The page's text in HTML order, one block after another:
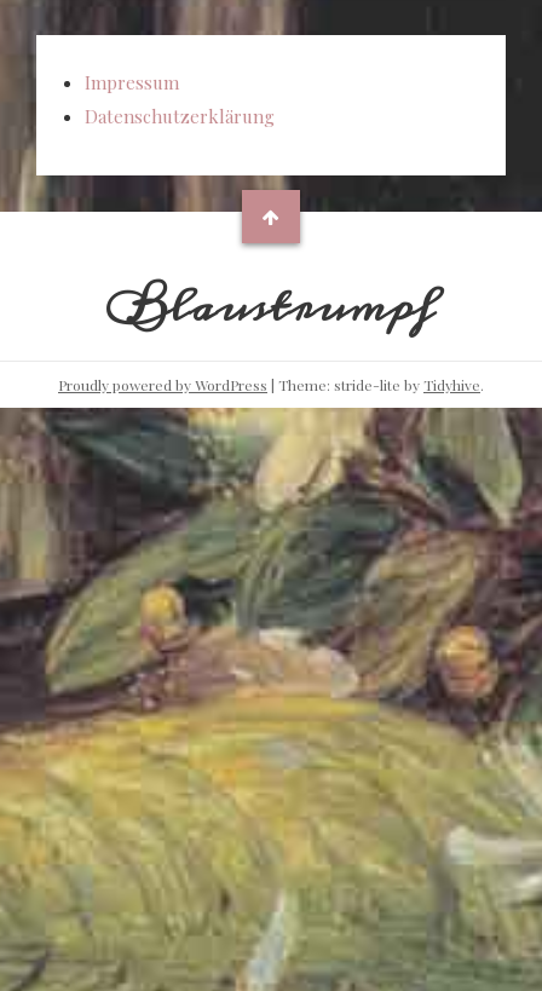
Impressum
Datenschutzerklärung
Blaustrumpf
Proudly powered by WordPress | Theme: stride-lite byTidyhive.